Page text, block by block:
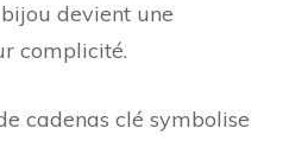
devient une
complicité.
cadenas clé symbolise